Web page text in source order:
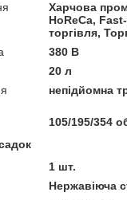
Харчова
HoReCa,
торгівля,
380 В
20 л
непідйомна
105/195/354
1 шт.
Нержавіюча